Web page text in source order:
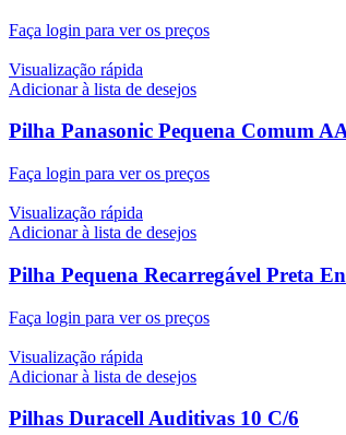
Faça login para ver os preços
Visualização rápida
Adicionar à lista de desejos
Pilha Panasonic Pequena Comum
Faça login para ver os preços
Visualização rápida
Adicionar à lista de desejos
Pilha Pequena Recarregável Preta
Faça login para ver os preços
Visualização rápida
Adicionar à lista de desejos
Pilhas Duracell Auditivas 10 C/6